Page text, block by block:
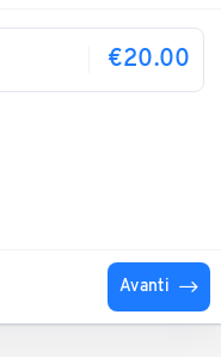
€20.00
Avanti